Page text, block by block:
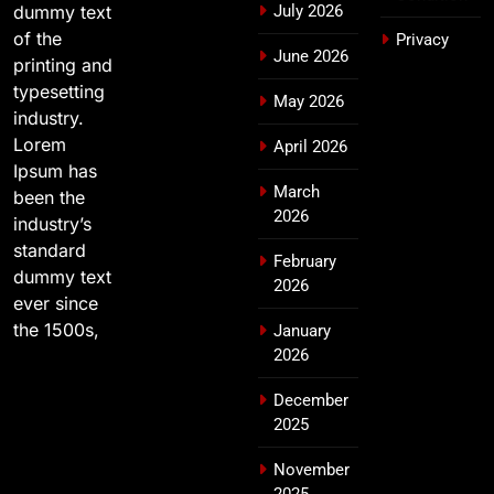
dummy text
of the
printing and
typesetting
industry.
Lorem
Ipsum has
been the
industry’s
standard
dummy text
ever since
the 1500s,
July 2026
June 2026
May 2026
April 2026
March
2026
February
2026
January
2026
December
2025
November
Privacy